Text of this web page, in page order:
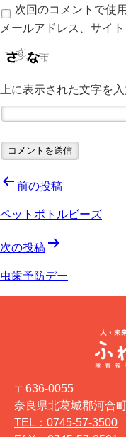
次回のコメントで使
メールアドレス、サイト
上に表示された文字を
投
稿
ン
前の投稿
ペットボトルビーズ
次の投稿
虫歯予防デー
〒636-0055
奈良県北葛城郡河合
TEL：0745-57-3500